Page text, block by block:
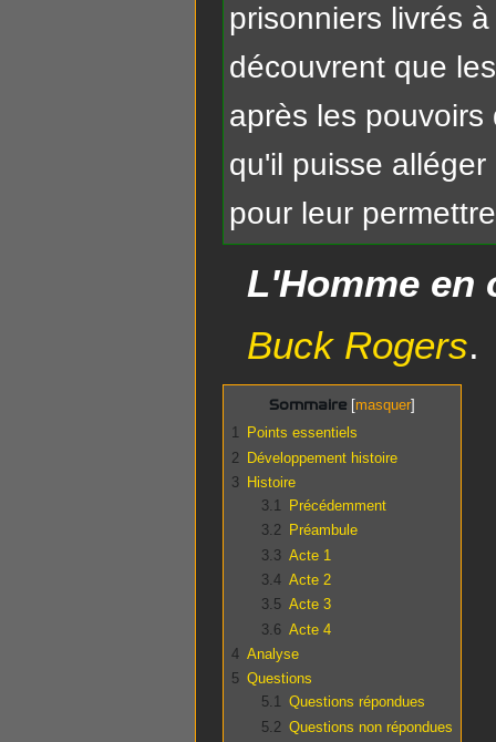
prisonniers livrés
découvrent que
après les
qu'il puisse
pour leur
L'Homme en
Buck Rogers.
Sommaire
1 Points essentiels
2
Développement histoire
3 Histoire
3.1
Précédemment
3.2
Préambule
3.3 Acte 1
3.4 Acte 2
3.5 Acte 3
3.6 Acte 4
4 Analyse
5 Questions
5.1 Questions répondues
5.2 Questions non répondues